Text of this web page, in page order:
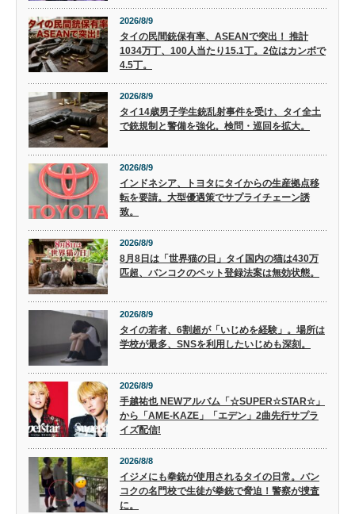
2026/8/9
タイの民間銃保有率、ASEANで突出！ 推計
1034万丁、100人当たり15.1丁。2位はカンボで
4.5丁。
2026/8/9
タイ14歳男子学生銃乱射事件を受け、タイ全土
で銃規制と警備を強化。検問・巡回を拡大。
2026/8/9
インドネシア、トヨタにタイからの生産拠点移
転を要請。大型優遇策でサプライチェーン誘
致。
2026/8/9
8月8日は「世界猫の日」タイ国内の猫は430万
匹超、バンコクのペット登録法案は無効状態。
2026/8/9
タイの若者、6割超が「いじめを経験」。場所は
学校が最多、SNSを利用したいじめも深刻。
2026/8/9
手越祐也 NEWアルバム「☆SUPER☆STAR☆」
から「AME-KAZE」「エデン」2曲先行サプラ
イズ配信!
2026/8/8
イジメにも拳銃が使用されるタイの日常。バン
コクの名門校で生徒が拳銃で脅迫！警察が捜査
に。